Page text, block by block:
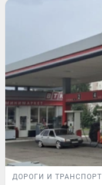
ДОРОГИ И ТРАНСПОРТ